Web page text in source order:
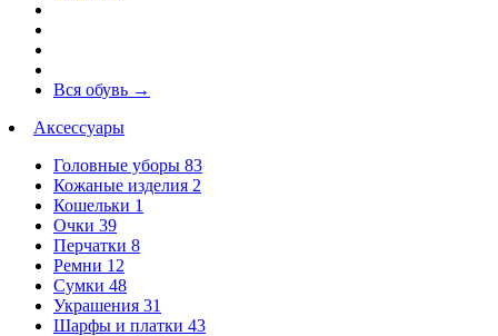
Вся обувь →
Аксессуары
Головные уборы 83
Кожаные изделия 2
Кошельки 1
Очки 39
Перчатки 8
Ремни 12
Сумки 48
Украшения 31
Шарфы и платки 43